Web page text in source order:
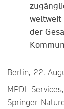
weltweit
der
Berlin, 22.
MPDL
Springer